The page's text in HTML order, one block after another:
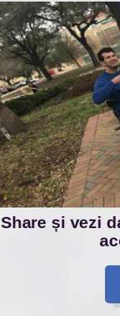
Share și vezi